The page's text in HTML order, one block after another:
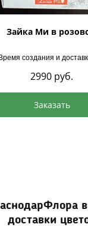
Зайка Ми в
Время создания и
2990 руб.
Заказать
доставки